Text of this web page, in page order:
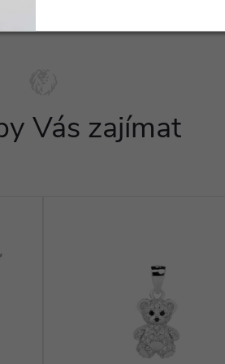
Vás zajímat